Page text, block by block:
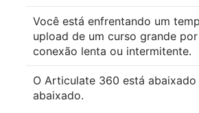
Você está enfrentando um
upload de um curso grande
conexão lenta ou intermitente.
O Articulate 360 está
abaixado.